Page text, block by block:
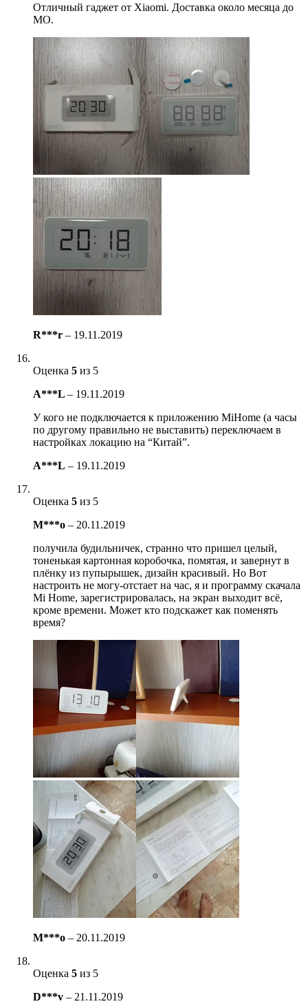
Отличный гаджет от Xiaomi. Доставка около месяца до
МО.
R***r – 19.11.2019
Оценка 5 из 5
A***L – 19.11.2019
У кого не подключается к приложению MiHome (а часы
по другому правильно не выставить) переключаем в
настройках локацию на “Китай”.
A***L – 19.11.2019
Оценка 5 из 5
M***o – 20.11.2019
получила будильничек, странно что пришел целый,
тоненькая картонная коробочка, помятая, и завернут в
плёнку из пупырышек, дизайн красивый. Но Вот
настроить не могу-отстает на час, я и программу скачала
Mi Home, зарегистрировалась, на экран выходит всё,
кроме времени. Может кто подскажет как поменять
время?
M***o – 20.11.2019
Оценка 5 из 5
D***v – 21.11.2019